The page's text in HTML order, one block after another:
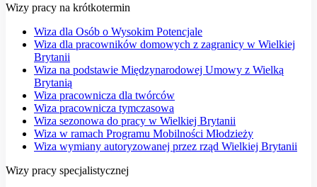
Wizy pracy na krótkotermin
Wiza dla Osób o Wysokim Potencjale
Wiza dla pracowników domowych z zagranicy w Wielkiej
Brytanii
Wiza na podstawie Międzynarodowej Umowy z Wielką
Brytanią
Wiza pracownicza dla twórców
Wiza pracownicza tymczasowa
Wiza sezonowa do pracy w Wielkiej Brytanii
Wiza w ramach Programu Mobilności Młodzieży
Wiza wymiany autoryzowanej przez rząd Wielkiej Brytanii
Wizy pracy specjalistycznej